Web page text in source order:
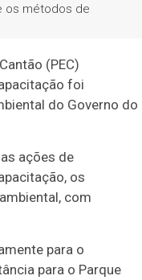
os métodos de
(PEC)
foi
do Governo do
ações de
os
com
para o
para o Parque